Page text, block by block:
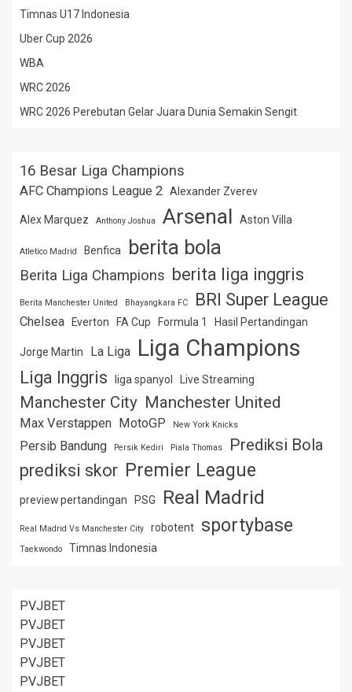
Timnas U17 Indonesia
Uber Cup 2026
WBA
WRC 2026
WRC 2026 Perebutan Gelar Juara Dunia Semakin Sengit
16 Besar Liga Champions
AFC Champions League 2 Alexander Zverev
Alex Marquez Anthony Joshua Arsenal Aston Villa
Atletico Madrid Benfica berita bola
Berita Liga Champions berita liga inggris
Berita Manchester United Bhayangkara FC BRI Super League
Chelsea Everton FA Cup Formula 1 Hasil Pertandingan
Jorge Martin La Liga Liga Champions
Liga Inggris liga spanyol Live Streaming
Manchester City Manchester United
Max Verstappen MotoGP New York Knicks
Persib Bandung Persik Kediri Piala Thomas Prediksi Bola
prediksi skor Premier League
preview pertandingan PSG Real Madrid
Real Madrid Vs Manchester City robotent sportybase
Taekwondo Timnas Indonesia
PVJBET
PVJBET
PVJBET
PVJBET
PVJBET